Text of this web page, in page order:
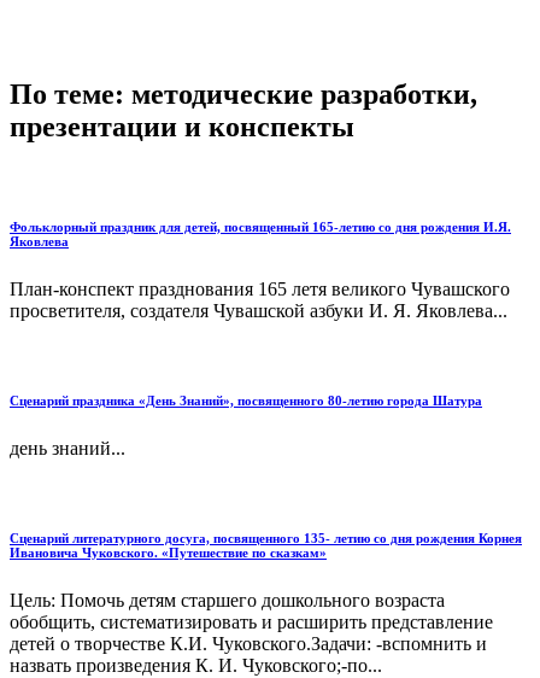
По теме: методические разработки,
презентации и конспекты
Фольклорный праздник для детей, посвященный 165-летию со дня рождения И.Я.
Яковлева
План-конспект празднования 165 летя великого Чувашского
просветителя, создателя Чувашской азбуки И. Я. Яковлева...
Сценарий праздника «День Знаний», посвященного 80-летию города Шатура
день знаний...
Сценарий литературного досуга, посвященного 135- летию со дня рождения Корнея
Ивановича Чуковского. «Путешествие по сказкам»
Цель: Помочь детям старшего дошкольного возраста
обобщить, систематизировать и расширить представление
детей о творчестве К.И. Чуковского.Задачи: -вспомнить и
назвать произведения К. И. Чуковского;-по...